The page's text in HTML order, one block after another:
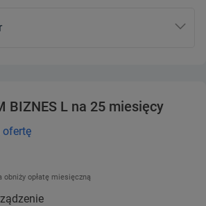
BIZNES L na 25 miesięcy
ofertę
obniży opłatę miesięczną